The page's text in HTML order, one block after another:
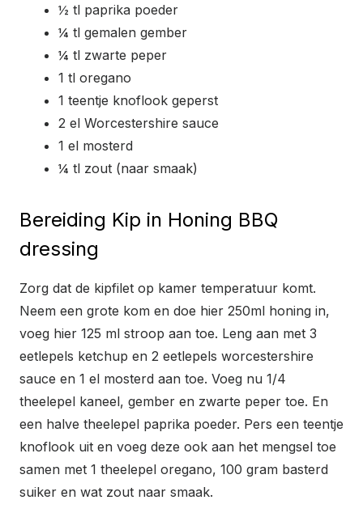
½ tl paprika poeder
¼ tl gemalen gember
¼ tl zwarte peper
1 tl oregano
1 teentje knoflook geperst
2 el Worcestershire sauce
1 el mosterd
¼ tl zout (naar smaak)
Bereiding Kip in Honing BBQ
dressing
Zorg dat de kipfilet op kamer temperatuur komt.
Neem een grote kom en doe hier 250ml honing in,
voeg hier 125 ml stroop aan toe. Leng aan met 3
eetlepels ketchup en 2 eetlepels worcestershire
sauce en 1 el mosterd aan toe. Voeg nu 1/4
theelepel kaneel, gember en zwarte peper toe. En
een halve theelepel paprika poeder. Pers een teentje
knoflook uit en voeg deze ook aan het mengsel toe
samen met 1 theelepel oregano, 100 gram basterd
suiker en wat zout naar smaak.